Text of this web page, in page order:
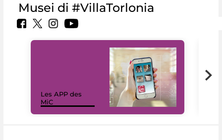
Musei di #VillaTorlonia
Les APP des
MiC